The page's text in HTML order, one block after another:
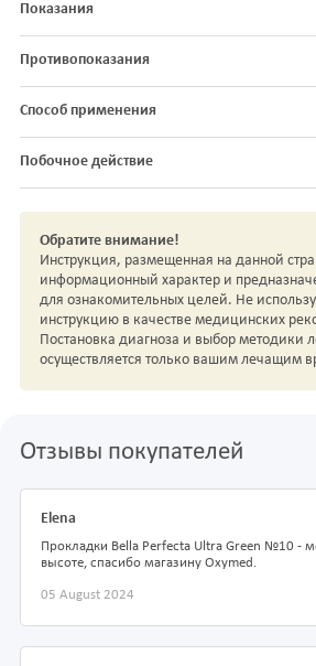
Показания
Противопоказания
Способ применения
Побочное действие
Обратите внимание!
Инструкция, размещенная на данной
информационный характер и
для ознакомительных целей. Не
инструкцию в качестве медицинских
Постановка диагноза и выбор методики
осуществляется только вашим лечащим
Отзывы покупателей
Elena
Прокладки Bella Perfecta Ultra Green №10 -
высоте, спасибо магазину Oxymed.
05 August 2024